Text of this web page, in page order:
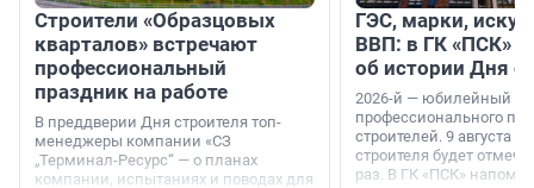
Строители «Образцовых
кварталов» встречают
профессиональный
праздник на работе
В преддверии Дня строителя топ-
менеджеры компании «СЗ
„Терминал-Ресурс“ — о планах
компании, испытаниях и поводах для
ГЭС, марки,
ВВП: в ГК «ПСК»
об истории Дня
2026-й — юбилейный
профессионального
строителей. 9 августа
строителя будет
раз. В ГК «ПСК»